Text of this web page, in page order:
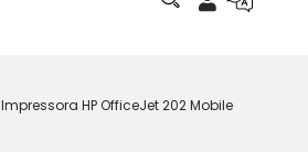
Impressora HP OfficeJet 202 Mobile